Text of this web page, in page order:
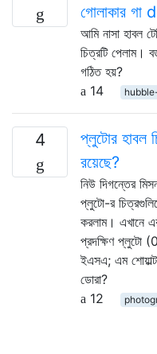
গোলাকার
আমি নাসা হাবল
চিত্রটি পেলাম।
গঠিত হয়?
14
4
প্লুটোর হাবল
রয়েছে?
নিউ দিগন্তের
প্লুটো-র
করলাম। এখানে
প্রদক্ষিণ প্লুটো
ইএসএ; এম
ডোরা?
12